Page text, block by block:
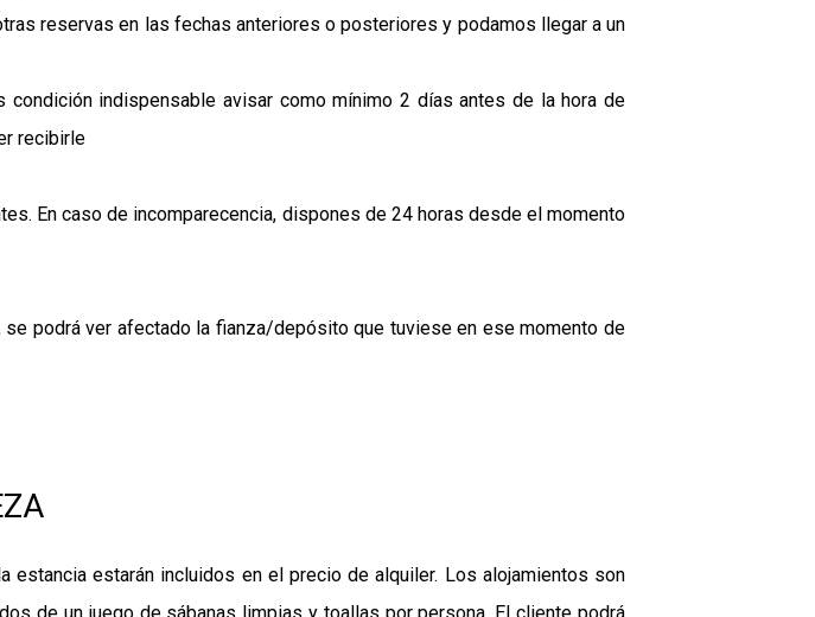
reservas en las fechas anteriores o posteriores y podamos llegar a un
indispensable avisar como mínimo 2 días antes de la hora de
recibirle
En caso de incomparecencia, dispones de 24 horas desde el momento
podrá ver afectado la fianza/depósito que tuviese en ese momento de
estarán incluidos en el precio de alquiler. Los alojamientos son